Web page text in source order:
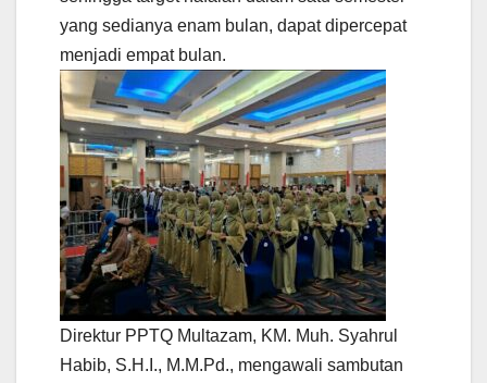
yang sedianya enam bulan, dapat dipercepat
menjadi empat bulan.
Direktur PPTQ Multazam, KM. Muh. Syahrul
Habib, S.H.I., M.M.Pd., mengawali sambutan